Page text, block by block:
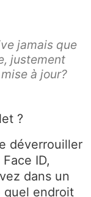
jamais que
justement
à jour?
?
déverrouiller
ID,
dans un
quel endroit